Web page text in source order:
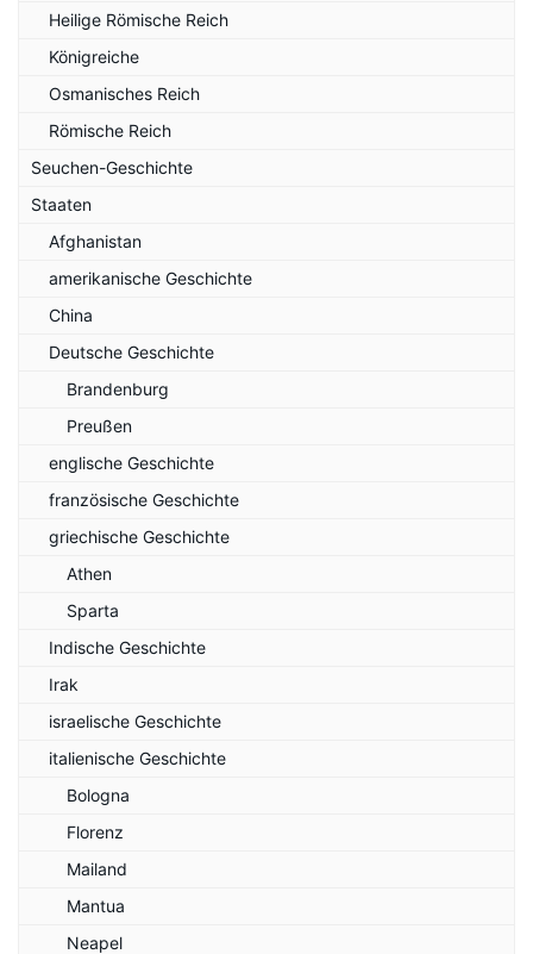
Heilige Römische Reich
Königreiche
Osmanisches Reich
Römische Reich
Seuchen-Geschichte
Staaten
Afghanistan
amerikanische Geschichte
China
Deutsche Geschichte
Brandenburg
Preußen
englische Geschichte
französische Geschichte
griechische Geschichte
Athen
Sparta
Indische Geschichte
Irak
israelische Geschichte
italienische Geschichte
Bologna
Florenz
Mailand
Mantua
Neapel